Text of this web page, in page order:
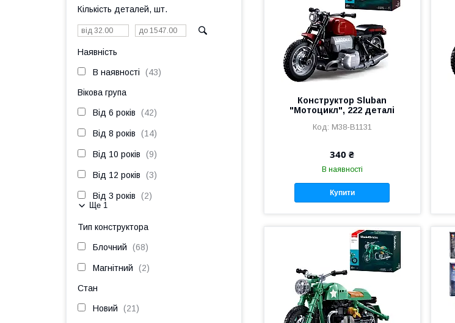
Конструктор Sluban
"Мотоцикл", 222 деталі
M38-B1131
340 ₴
В наявності
Купити
Кількість деталей, шт.
Наявність
В наявності 43
Вікова група
Від 6 років 42
Від 8 років 14
Від 10 років 9
Від 12 років 3
Від 3 років 2
Ще 1
Тип конструктора
Блочний 68
Магнітний 2
Стан
Новий 21